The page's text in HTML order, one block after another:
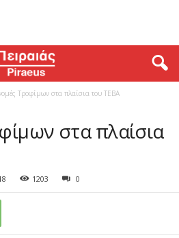
Τροφίμων στα πλαίσια του ΤΕΒΑ
στα πλαίσια
1203 0